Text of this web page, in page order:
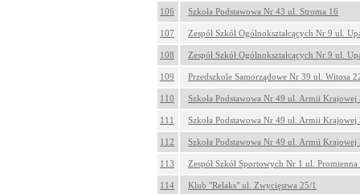
106 Szkoła Podstawowa Nr 43 ul. Stroma 16
107 Zespół Szkół Ogólnokształcących Nr 9 ul.
108 Zespół Szkół Ogólnokształcących Nr 9 ul.
109 Przedszkole Samorządowe Nr 39 ul. Witosa
110 Szkoła Podstawowa Nr 49 ul. Armii Krajowej
111 Szkoła Podstawowa Nr 49 ul. Armii Krajowej
112 Szkoła Podstawowa Nr 49 ul. Armii Krajowej
113 Zespół Szkół Sportowych Nr 1 ul. Promienna
114 Klub "Relaks" ul. Zwycięstwa 25/1